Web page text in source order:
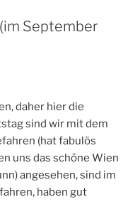
September
daher hier die
sind wir mit dem
(hat fabulös
uns das schöne Wien
angesehen, sind im
haben gut